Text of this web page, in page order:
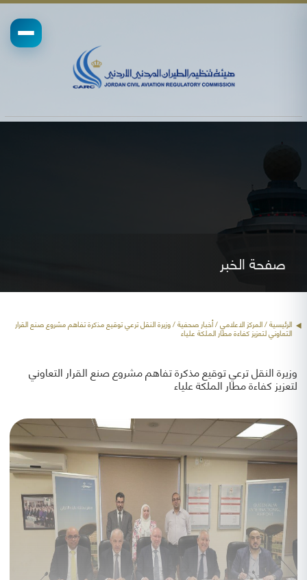
صفحة الخبر
الرئيسية/ المركز الاعلامي /أخبار صحفية/ وزيرة النقل ترعي توقيع مذكرة تفاهم مشروع صنع القرار
التعاوني لتعزيز كفاءة مطار الملكة علياء
وزيرة النقل ترعي توقيع مذكرة تفاهم مشروع صنع القرار التعاوني
لتعزيز كفاءة مطار الملكة علياء